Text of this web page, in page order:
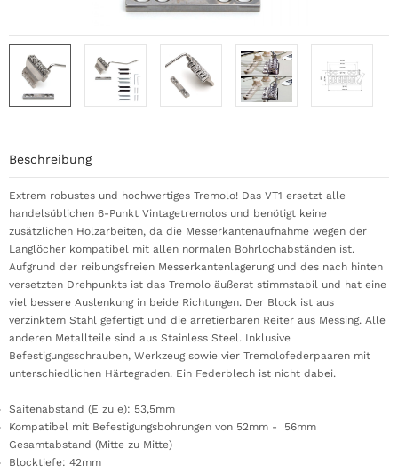
Beschreibung
Extrem robustes und hochwertiges Tremolo! Das VT1 ersetzt alle
handelsüblichen 6-Punkt Vintagetremolos und benötigt keine
zusätzlichen Holzarbeiten, da die Messerkantenaufnahme wegen der
Langlöcher kompatibel mit allen normalen Bohrlochabständen ist.
Aufgrund der reibungsfreien Messerkantenlagerung und des nach hinten
versetzten Drehpunkts ist das Tremolo äußerst stimmstabil und hat eine
viel bessere Auslenkung in beide Richtungen. Der Block ist aus
verzinktem Stahl gefertigt und die arretierbaren Reiter aus Messing. Alle
anderen Metallteile sind aus Stainless Steel. Inklusive
Befestigungsschrauben, Werkzeug sowie vier Tremolofederpaaren mit
unterschiedlichen Härtegraden. Ein Federblech ist nicht dabei.
Saitenabstand (E zu e): 53,5mm
Kompatibel mit Befestigungsbohrungen von 52mm - 56mm
Gesamtabstand (Mitte zu Mitte)
Blocktiefe: 42mm